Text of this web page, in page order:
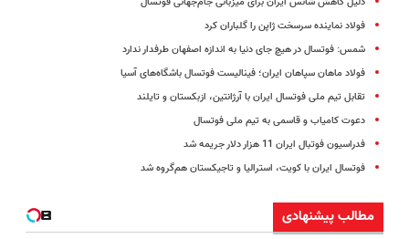
فولاد نماینده سرسخت ژاپن را گلباران کرد
شمس: فوتسال در هیچ جای دنیا به اندازه اصفهان طرفدار ندارد
فولاد ماهان سپاهان ایران؛ فینالیست فوتسال باشگاه‌های آسیا
تقابل تیم ملی فوتسال ایران با آرژانتین، ازبکستان و تایلند
دعوت کامیاب و قاسمی به تیم ملی فوتسال
فدراسیون فوتبال ایران 11 هزار دلار جریمه شد
فوتسال ایران با کویت، استرالیا و تاجیکستان هم‌گروه شد
مطالب پیشنهادی